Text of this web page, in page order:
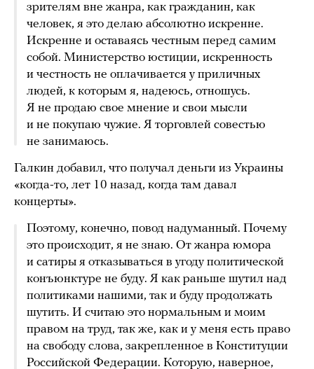
зрителям вне жанра, как гражданин, как
человек, я это делаю абсолютно искренне.
Искренне и оставаясь честным перед самим
собой. Министерство юстиции, искренность
и честность не оплачивается у приличных
людей, к которым я, надеюсь, отношусь.
Я не продаю свое мнение и свои мысли
и не покупаю чужие. Я торговлей совестью
не занимаюсь.
Галкин добавил, что получал деньги из Украины
«когда-то, лет 10 назад, когда там давал
концерты».
Поэтому, конечно, повод надуманный. Почему
это происходит, я не знаю. От жанра юмора
и сатиры я отказываться в угоду политической
конъюнктуре не буду. Я как раньше шутил над
политиками нашими, так и буду продолжать
шутить. И считаю это нормальным и моим
правом на труд, так же, как и у меня есть право
на свободу слова, закрепленное в Конституции
Российской Федерации. Которую, наверное,